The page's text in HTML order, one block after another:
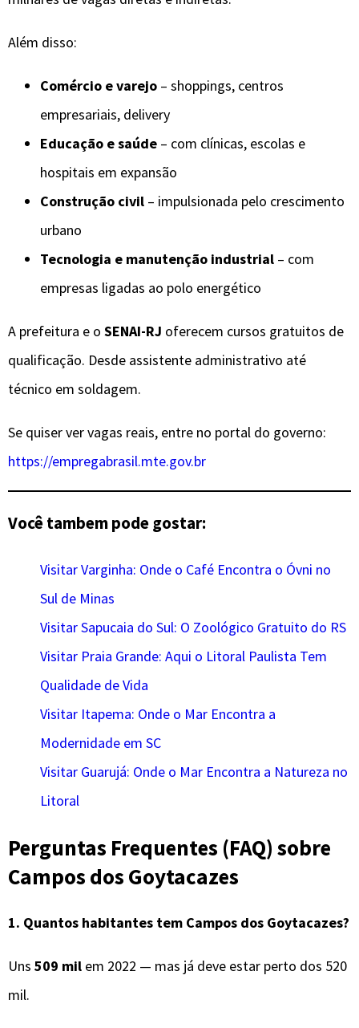
Além disso:
Comércio e varejo – shoppings, centros
empresariais, delivery
Educação e saúde – com clínicas, escolas e
hospitais em expansão
Construção civil – impulsionada pelo crescimento
urbano
Tecnologia e manutenção industrial – com
empresas ligadas ao polo energético
A prefeitura e o SENAI-RJ oferecem cursos gratuitos de
qualificação. Desde assistente administrativo até
técnico em soldagem.
Se quiser ver vagas reais, entre no portal do governo:
https://empregabrasil.mte.gov.br
Você tambem pode gostar:
Visitar Varginha: Onde o Café Encontra o Óvni no
Sul de Minas
Visitar Sapucaia do Sul: O Zoológico Gratuito do RS
Visitar Praia Grande: Aqui o Litoral Paulista Tem
Qualidade de Vida
Visitar Itapema: Onde o Mar Encontra a
Modernidade em SC
Visitar Guarujá: Onde o Mar Encontra a Natureza no
Litoral
Perguntas Frequentes (FAQ) sobre
Campos dos Goytacazes
1. Quantos habitantes tem Campos dos Goytacazes?
Uns 509 mil em 2022 — mas já deve estar perto dos 520
mil.